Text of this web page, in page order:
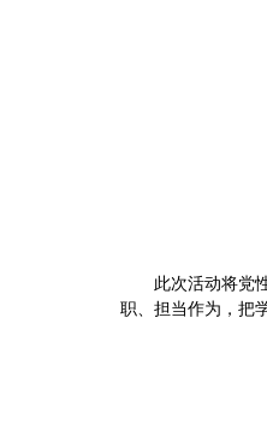
此次活动将党
职、担当作为，把